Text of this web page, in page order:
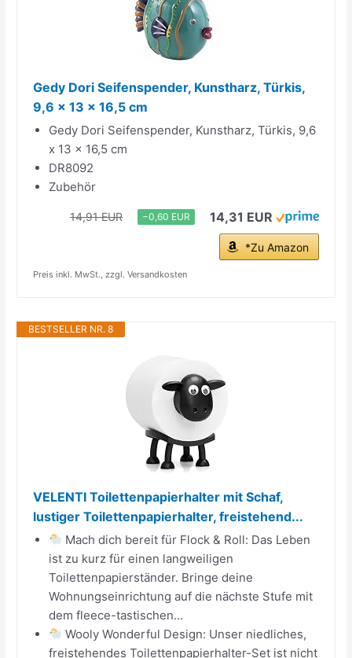
Gedy Dori Seifenspender, Kunstharz, Türkis,
9,6 x 13 x 16,5 cm
Gedy Dori Seifenspender, Kunstharz, Türkis, 9,6
x 13 x 16,5 cm
DR8092
Zubehör
14,91 EUR −0,60 EUR 14,31 EUR
*Zu Amazon
Preis inkl. MwSt., zzgl. Versandkosten
BESTSELLER NR. 8
VELENTI Toilettenpapierhalter mit Schaf,
lustiger Toilettenpapierhalter, freistehend...
Mach dich bereit für Flock & Roll: Das Leben
ist zu kurz für einen langweiligen
Toilettenpapierständer. Bringe deine
Wohnungseinrichtung auf die nächste Stufe mit
dem fleece-tastischen...
Wooly Wonderful Design: Unser niedliches,
freistehendes Toilettenpapierhalter-Set ist nicht